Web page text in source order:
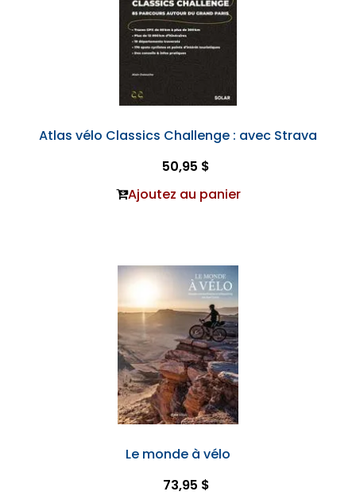
Atlas vélo Classics Challenge : avec Strava
50,95 $
Ajoutez au panier
Le monde à vélo
73,95 $